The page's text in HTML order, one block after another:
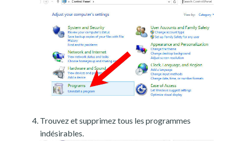
Trouvez et supprimez tous les programmes
indésirables.